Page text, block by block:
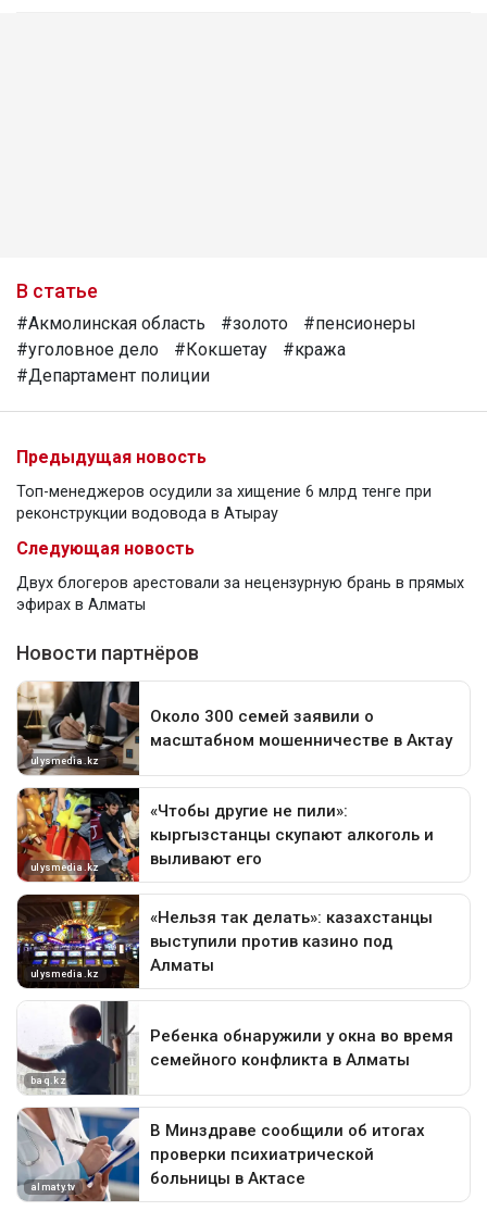
В статье
#Акмолинская область #золото
#пенсионеры
#уголовное дело
#Кокшетау
#кража
#Департамент полиции
Предыдущая новость
Топ-менеджеров осудили за хищение 6 млрд тенге при
реконструкции водовода в Атырау
Следующая новость
Двух блогеров арестовали за нецензурную брань в прямых
эфирах в Алматы